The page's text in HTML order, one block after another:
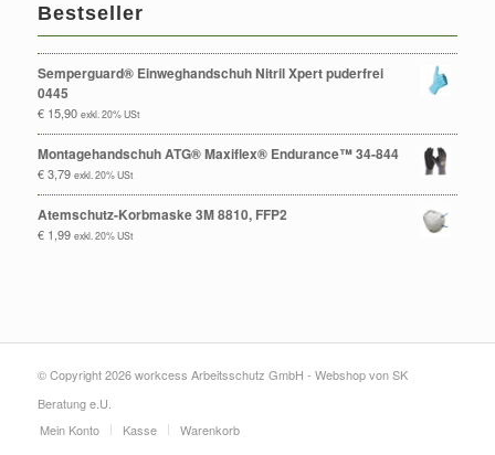
Bestseller
Semperguard® Einweghandschuh Nitril Xpert puderfrei
0445
€15,90 exkl. 20% USt
Montagehandschuh ATG® Maxiflex® Endurance™ 34-844
€3,79 exkl. 20% USt
Atemschutz-Korbmaske 3M 8810, FFP2
€1,99 exkl. 20% USt
© Copyright 2026 workcess Arbeitsschutz GmbH - Webshop von SK
Beratung e.U.
Mein Konto
Kasse Warenkorb